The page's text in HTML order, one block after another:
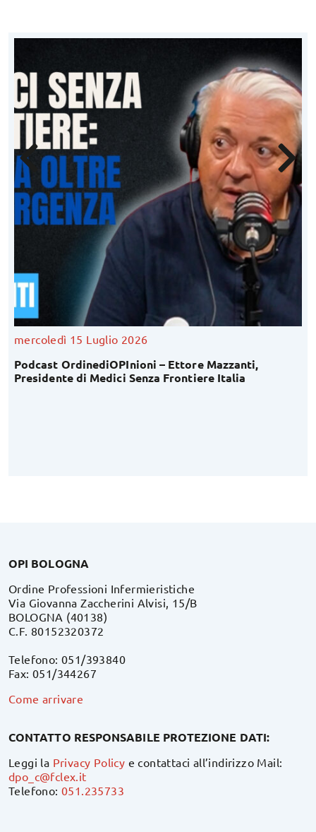
mercoledì 15 Luglio 2026
Podcast OrdinediOPInioni – Ettore Mazzanti,
Presidente di Medici Senza Frontiere Italia
OPI BOLOGNA
Ordine Professioni Infermieristiche
Via Giovanna Zaccherini Alvisi, 15/B
BOLOGNA (40138)
C.F. 80152320372
Telefono: 051/393840
Fax: 051/344267
Come arrivare
CONTATTO RESPONSABILE PROTEZIONE DATI:
Leggi la Privacy Policy e contattaci all’indirizzo Mail:
dpo_c@fclex.it
Telefono:051.235733